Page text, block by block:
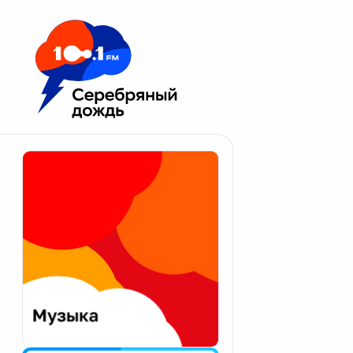
Москва 100.1 FM
Апатиты
Екатеринбург
Калининград
Калуга